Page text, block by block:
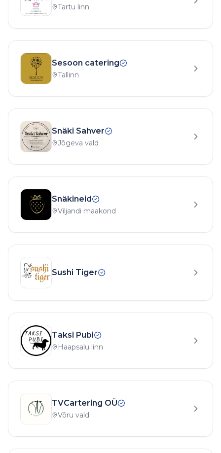
Tartu linn
Sesoon catering
Tallinn
Snäki Sahver
Jõgeva vald
Snäkineid
Viljandi maakond
Sushi Tiger
Taksi Pubi
Haapsalu linn
TVCartering OÜ
Võru vald